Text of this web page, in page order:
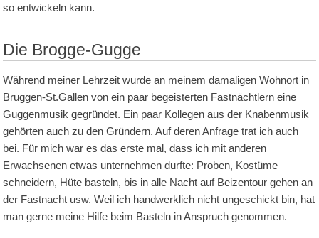
so entwickeln kann.
Die Brogge-Gugge
Während meiner Lehrzeit wurde an meinem damaligen Wohnort in
Bruggen-St.Gallen von ein paar begeisterten Fastnächtlern eine
Guggenmusik gegründet. Ein paar Kollegen aus der Knabenmusik
gehörten auch zu den Gründern. Auf deren Anfrage trat ich auch
bei. Für mich war es das erste mal, dass ich mit anderen
Erwachsenen etwas unternehmen durfte: Proben, Kostüme
schneidern, Hüte basteln, bis in alle Nacht auf Beizentour gehen an
der Fastnacht usw. Weil ich handwerklich nicht ungeschickt bin, hat
man gerne meine Hilfe beim Basteln in Anspruch genommen.